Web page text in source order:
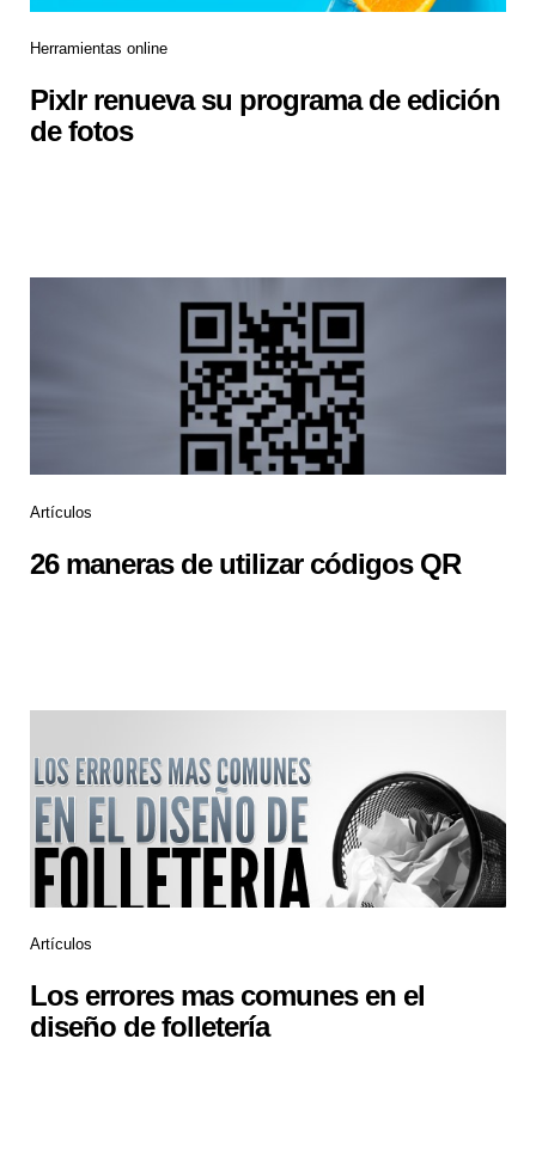
Herramientas online
Pixlr renueva su programa de edición
de fotos
Artículos
26 maneras de utilizar códigos QR
Artículos
Los errores mas comunes en el
diseño de folletería